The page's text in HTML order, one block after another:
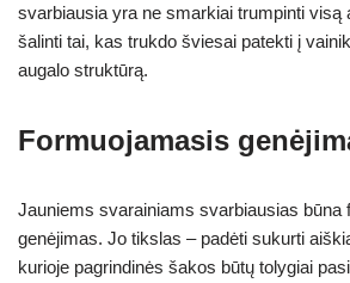
svarbiausia yra ne smarkiai trumpinti visą
šalinti tai, kas trukdo šviesai patekti į
augalo struktūrą.
Formuojamasis
Jauniems svarainiams svarbiausias būna
genėjimas. Jo tikslas – padėti sukurti
kurioje pagrindinės šakos būtų tolygiai